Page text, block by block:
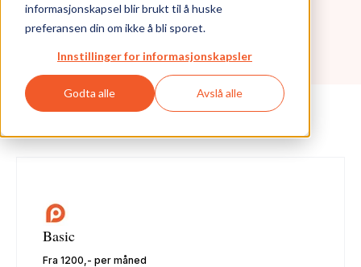
informasjonskapsel blir brukt til å huske
preferansen din om ikke å bli sporet.
Innstillinger for informasjonskapsler
Godta alle Avslå alle
Basic
Fra 1200,- per måned